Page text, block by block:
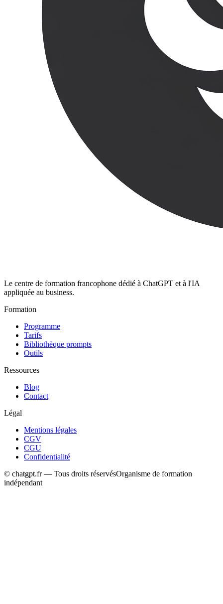
Le centre de formation francophone dédié à ChatGPT et à l'IA
appliquée au business.
Formation
Programme
Tarifs
Bibliothèque prompts
Outils
Ressources
Blog
Contact
Légal
Mentions légales
CGV
CGU
Confidentialité
© chatgpt.fr — Tous droits réservésOrganisme de formation
indépendant